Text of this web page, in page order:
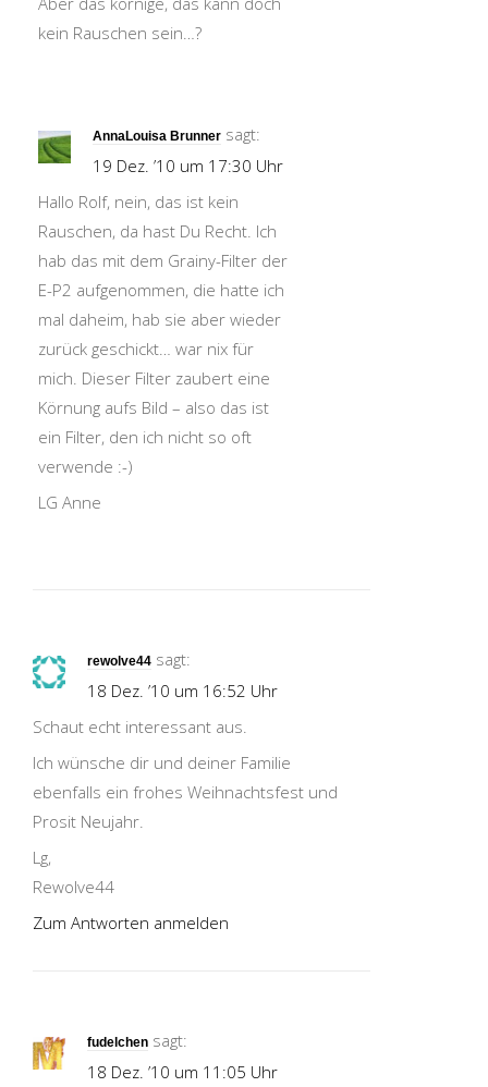
kein Rauschen sein…?
AnnaLouisa Brunner sagt:
19 Dez. ’10 um 17:30 Uhr
Hallo Rolf, nein, das ist kein
Rauschen, da hast Du Recht. Ich
hab das mit dem Grainy-Filter der
E-P2 aufgenommen, die hatte ich
mal daheim, hab sie aber wieder
zurück geschickt… war nix für
mich. Dieser Filter zaubert eine
Körnung aufs Bild – also das ist
ein Filter, den ich nicht so oft
verwende :-)
LG Anne
rewolve44 sagt:
18 Dez. ’10 um 16:52 Uhr
Schaut echt interessant aus.
Ich wünsche dir und deiner Familie
ebenfalls ein frohes Weihnachtsfest und
Prosit Neujahr.
Lg,
Rewolve44
Zum Antworten anmelden
fudelchen sagt:
18 Dez. ’10 um 11:05 Uhr